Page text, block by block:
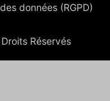
données (RGPD)
Réservés